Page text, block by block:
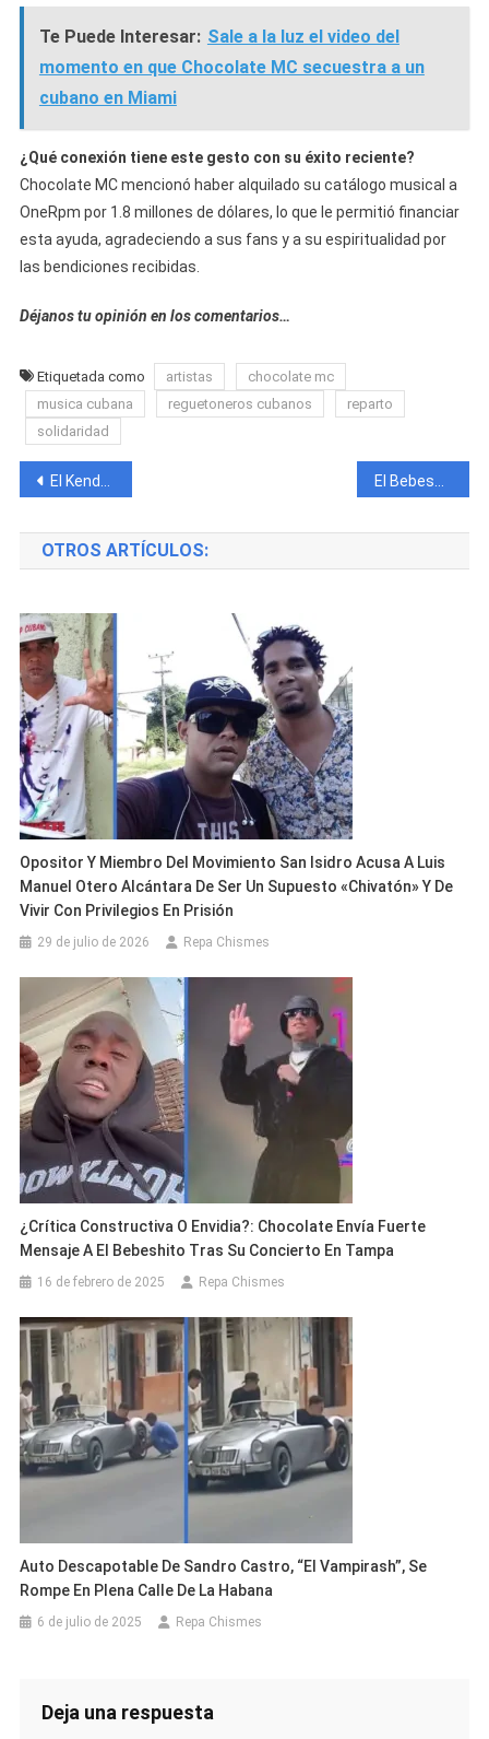
Te Puede Interesar: Sale a la luz el video del
momento en que Chocolate MC secuestra a un
cubano en Miami
¿Qué conexión tiene este gesto con su éxito reciente?
Chocolate MC mencionó haber alquilado su catálogo musical a
OneRpm por 1.8 millones de dólares, lo que le permitió financiar
esta ayuda, agradeciendo a sus fans y a su espiritualidad por
las bendiciones recibidas.
Déjanos tu opinión en los comentarios…
Etiquetada como artistas
chocolate mc
musica cubana
reguetoneros cubanos
reparto
solidaridad
Navegación
de
entradas
El Kende de Cayo Hueso Pide matrimonio a su novia en el concierto de El Bebeshito
OTROS ARTÍCULOS:
Opositor Y Miembro Del Movimiento San Isidro Acusa A Luis
Manuel Otero Alcántara De Ser Un Supuesto «chivatón» Y De
Vivir Con Privilegios En Prisión
29 de julio de 2026 Repa Chismes
¿Crítica Constructiva O Envidia?: Chocolate Envía Fuerte
Mensaje A El Bebeshito Tras Su Concierto En Tampa
16 de febrero de 2025 Repa Chismes
Auto Descapotable De Sandro Castro, “El Vampirash”, Se
Rompe En Plena Calle De La Habana
6 de julio de 2025 Repa Chismes
Deja una respuesta